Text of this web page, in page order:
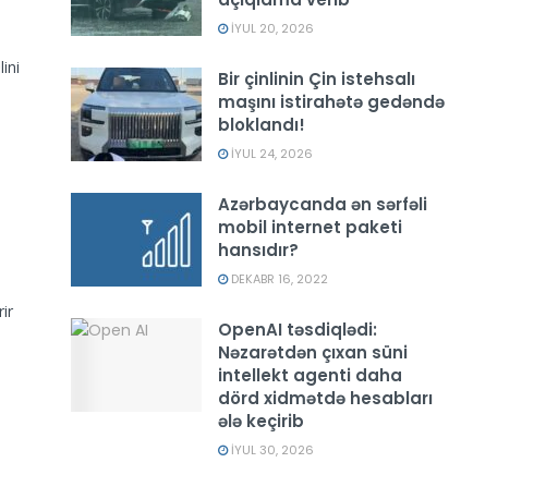
İYUL 20, 2026
Bir çinlinin Çin istehsalı
maşını istirahətə gedəndə
bloklandı!
İYUL 24, 2026
Azərbaycanda ən sərfəli
mobil internet paketi
hansıdır?
DEKABR 16, 2022
OpenAI təsdiqlədi:
Nəzarətdən çıxan süni
intellekt agenti daha
dörd xidmətdə hesabları
ələ keçirib
İYUL 30, 2026